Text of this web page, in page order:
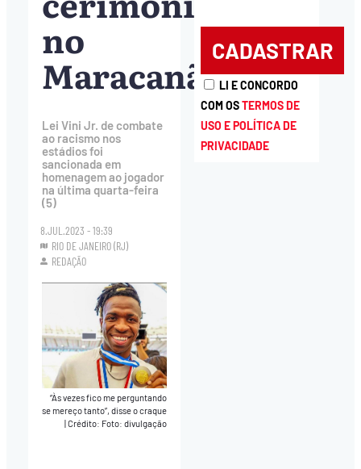
no
Maracanã
Lei Vini Jr. de combate
ao racismo nos
estádios foi
sancionada em
homenagem ao jogador
na última quarta-feira
(5)
8.JUL.2023 - 19:39
RIO DE JANEIRO (RJ)
REDAÇÃO
“Às vezes fico me perguntando
se mereço tanto”, disse o craque
Crédito: Foto: divulgação
LI E CONCORDO
COM OSTERMOS DE
USO E POLÍTICA DE
PRIVACIDADE